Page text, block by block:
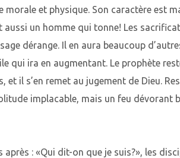
et physique. Son caractère est
aussi un homme qui tonne! Les
dérange. Il en aura beaucoup
qui ira en augmentant. Le prophète
il s’en remet au jugement de Dieu.
implacable, mais un feu dévorant
: «Qui dit-on que je suis?», les